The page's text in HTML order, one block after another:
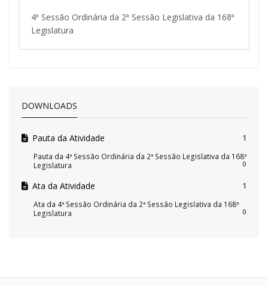
4ª Sessão Ordinária da 2ª Sessão Legislativa da 168ª
Legislatura
DOWNLOADS
Pauta da Atividade 1
Pauta da 4ª Sessão Ordinária da 2ª Sessão Legislativa da 168ª
Legislatura
0
Ata da Atividade 1
Ata da 4ª Sessão Ordinária da 2ª Sessão Legislativa da 168ª
Legislatura
0